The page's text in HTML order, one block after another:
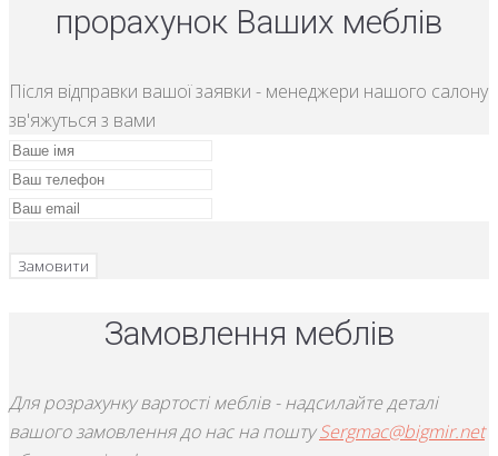
прорахунок Ваших меблів
Після відправки вашої заявки - менеджери нашого салону
зв'яжуться з вами
Замовити
Замовлення меблів
Для розрахунку вартості меблів - надсилайте деталі
вашого замовлення до нас на поштуSergmac@bigmir.net